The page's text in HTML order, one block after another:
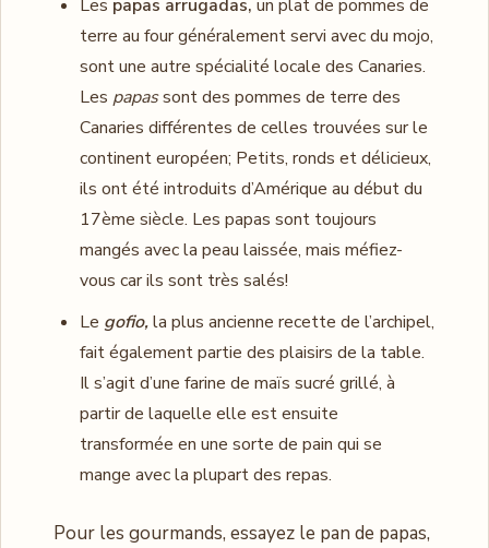
Les papas arrugadas, un plat de pommes de
terre au four généralement servi avec du mojo,
sont une autre spécialité locale des Canaries.
Les papassont des pommes de terre des
Canaries différentes de celles trouvées sur le
continent européen; Petits, ronds et délicieux,
ils ont été introduits d’Amérique au début du
17ème siècle. Les papas sont toujours
mangés avec la peau laissée, mais méfiez-
vous car ils sont très salés!
Le gofio,la plus ancienne recette de l’archipel,
fait également partie des plaisirs de la table.
Il s’agit d’une farine de maïs sucré grillé, à
partir de laquelle elle est ensuite
transformée en une sorte de pain qui se
mange avec la plupart des repas.
Pour les gourmands, essayez le pan de papas,